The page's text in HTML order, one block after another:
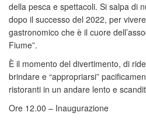
della pesca e spettacoli. Si salpa di
dopo il successo del 2022, per
gastronomico che è il cuore
Fiume”.
È il momento del divertimento, di
brindare e “appropriarsi”
ristoranti in un andare lento e
Ore 12.00 – Inaugurazione